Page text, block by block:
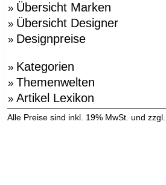
» Übersicht Marken
» Übersicht Designer
» Designpreise
» Kategorien
» Themenwelten
» Artikel Lexikon
Alle Preise sind inkl. 19% MwSt. und